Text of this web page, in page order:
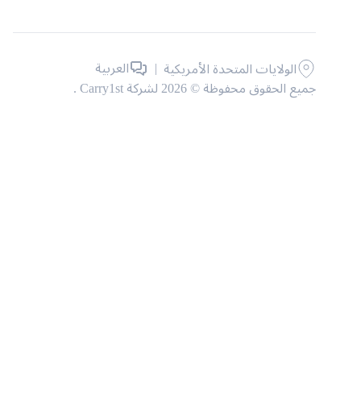
جميع الحقوق محفوظة © 2026 لشركة Carry1st .
الولايات المتحدة الأمريكية | العربية